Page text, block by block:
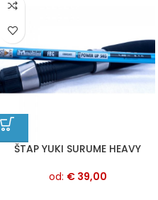
ŠTAP YUKI SURUME HEAVY
od: €39,00